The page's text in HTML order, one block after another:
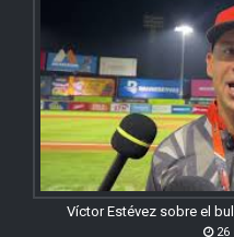
Víctor Estévez sobre el
26